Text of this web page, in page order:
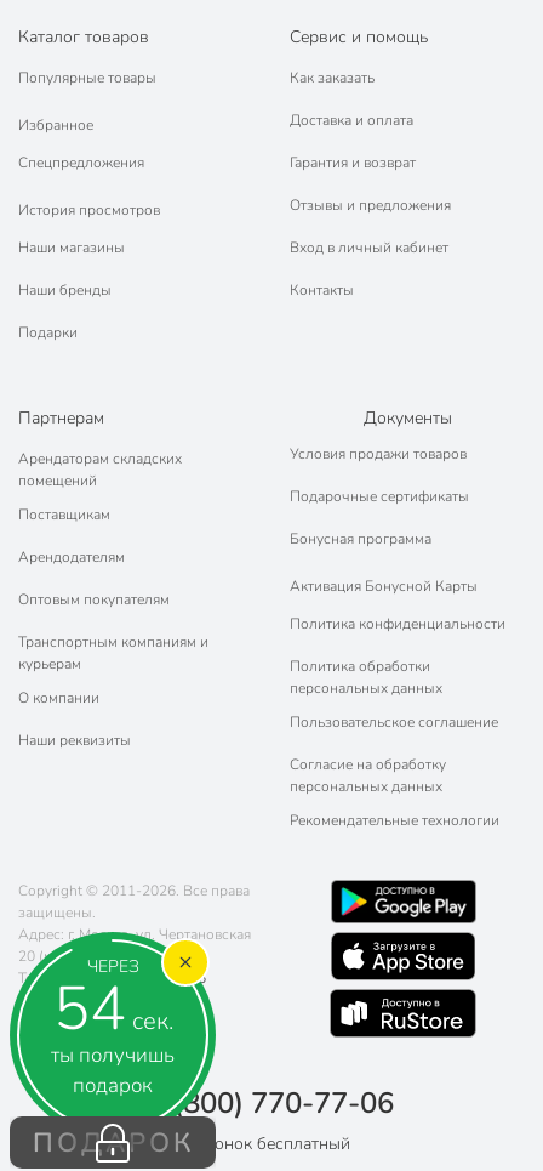
ЧЕРЕЗ
54 сек.
ты получишь
подарок
ПОДАРОК
Каталог товаров
Популярные товары
Избранное
Спецпредложения
История просмотров
Наши магазины
Наши бренды
Подарки
Сервис и помощь
Как заказать
Доставка и оплата
Гарантия и возврат
Отзывы и предложения
Вход в личный кабинет
Контакты
Партнерам
Арендаторам складских
помещений
Поставщикам
Арендодателям
Оптовым покупателям
Транспортным компаниям и
курьерам
О компании
Наши реквизиты
Документы
Условия продажи товаров
Подарочные сертификаты
Бонусная программа
Активация Бонусной Карты
Политика конфиденциальности
Политика обработки
персональных данных
Пользовательское соглашение
Согласие на обработку
персональных данных
Рекомендательные технологии
Copyright © 2011-2026. Все права
защищены.
Адрес: г. Москва, ул. Чертановская
20 (метро Южная)
Телефон:
8 (800) 770-77-06
Почта:sales@poryadok.ru
8 (800) 770-77-06
Звонок бесплатный